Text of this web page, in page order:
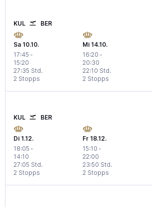
KUL BER
Sa 10.10.
17:45 -
15:20
2 Stopps
27:35 Std.
Mi 14.10.
16:20 -
20:30
2 Stopps
22:10 Std.
KUL BER
Di 1.12.
18:05 -
14:10
2 Stopps
27:05 Std.
Fr 18.12.
15:10 -
22:00
2 Stopps
23:50 Std.